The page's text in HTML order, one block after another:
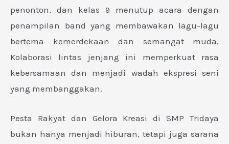
penonton, dan kelas 9 menutup acara dengan
penampilan band yang membawakan lagu-lagu
bertema kemerdekaan dan semangat muda.
Kolaborasi lintas jenjang ini memperkuat rasa
kebersamaan dan menjadi wadah ekspresi seni
yang membanggakan.
Pesta Rakyat dan Gelora Kreasi di SMP Tridaya
bukan hanya menjadi hiburan, tetapi juga sarana